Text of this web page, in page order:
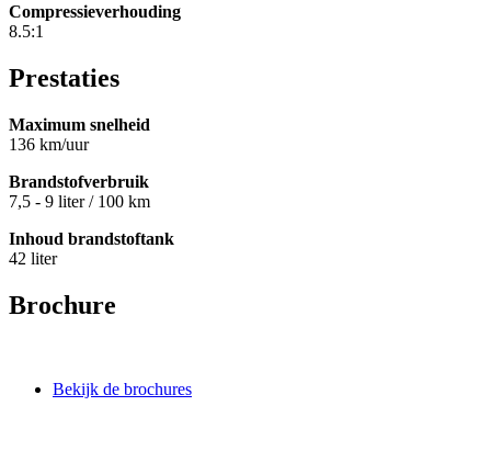
Compressieverhouding
8.5:1
Prestaties
Maximum snelheid
136 km/uur
Brandstofverbruik
7,5 - 9 liter / 100 km
Inhoud brandstoftank
42 liter
Brochure
Bekijk de brochures